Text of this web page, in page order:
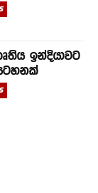
ඉන්දියාවට